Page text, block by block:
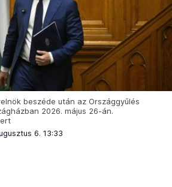
beszéde után az Országgyűlés
2026. május 26-án.
6. 13:33